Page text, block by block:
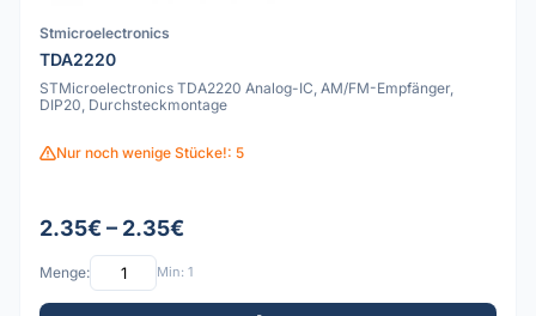
Stmicroelectronics
TDA2220
STMicroelectronics TDA2220 Analog-IC, AM/FM-Empfänger,
DIP20, Durchsteckmontage
Nur noch wenige Stücke!: 5
2.35€ – 2.35€
Menge: Min: 1